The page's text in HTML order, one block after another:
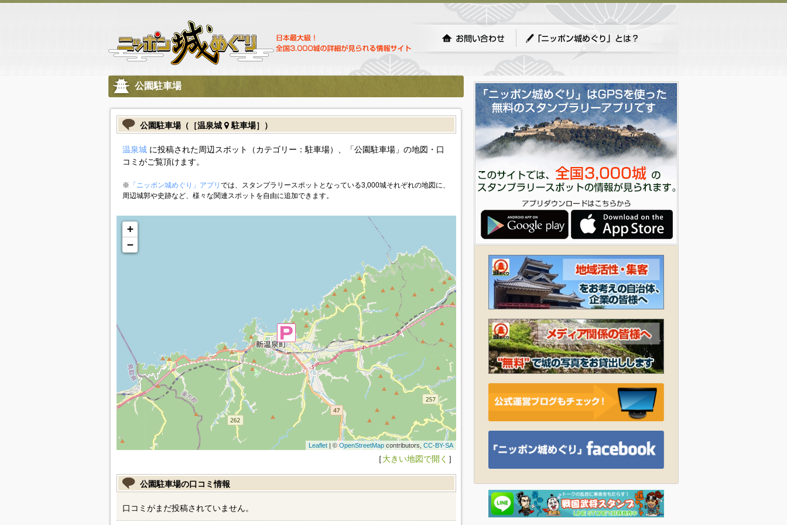
公園駐車場
公園駐車場（［温泉城 駐車場］）
温泉城に投稿された周辺スポット（カテゴリー：駐車場）、「公園駐車場」の地図・口
コミがご覧頂けます。
※ 「ニッポン城めぐり」アプリ では、スタンプラリースポットとなっている3,000城それぞれの地図に、
周辺城郭や史跡など、様々な関連スポットを自由に追加できます。
+
−
Leaflet| © OpenStreetMapcontributors, CC-BY-SA
［大きい地図で開く ］
公園駐車場の口コミ情報
口コミがまだ投稿されていません。